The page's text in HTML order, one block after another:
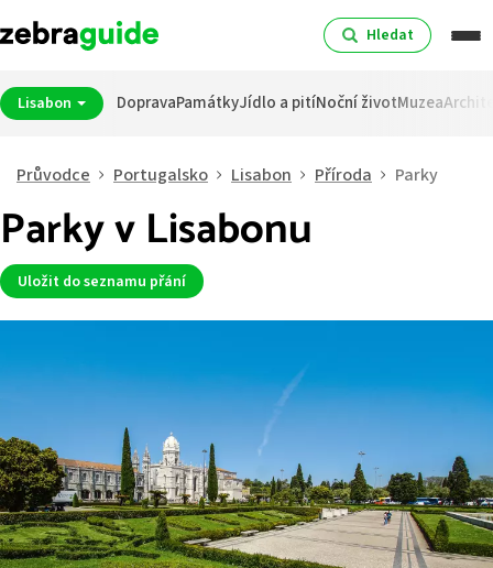
Hledat
Lisabon DopravaPamátkyJídlo a pitíNoční životMuzea
Průvodce Portugalsko Lisabon Příroda Parky
Parky v Lisabonu
Uložit do seznamu přání